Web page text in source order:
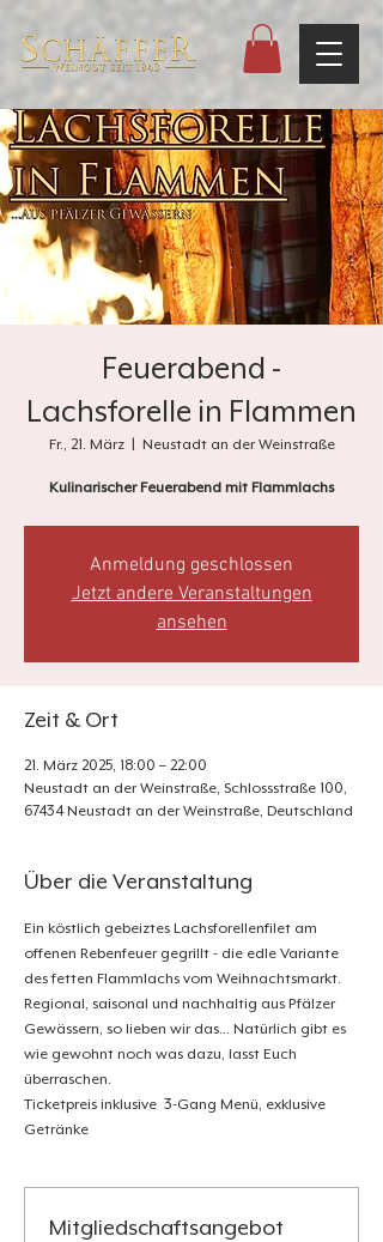
Feuerabend -
Lachsforelle in Flammen
Fr., 21. März
  |
Neustadt an der Weinstraße
Kulinarischer Feuerabend mit Flammlachs
Anmeldung geschlossen
Jetzt andere Veranstaltungen
ansehen
Zeit & Ort
21. März 2025, 18:00 – 22:00
Neustadt an der Weinstraße, Schlossstraße 100,
67434 Neustadt an der Weinstraße, Deutschland
Über die Veranstaltung
Ein köstlich gebeiztes Lachsforellenfilet am
offenen Rebenfeuer gegrillt - die edle Variante
des fetten Flammlachs vom Weihnachtsmarkt.
Regional, saisonal und nachhaltig aus Pfälzer
Gewässern, so lieben wir das... Natürlich gibt es
wie gewohnt noch was dazu, lasst Euch
überraschen.
Ticketpreis inklusive  3-Gang Menü, exklusive
Getränke
Mitgliedschaftsangebot